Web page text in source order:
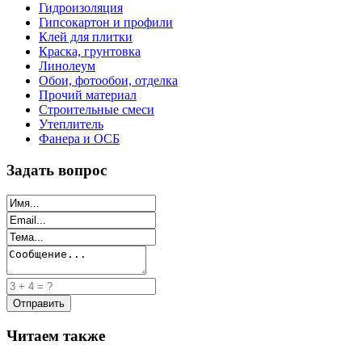
Гидроизоляция
Гипсокартон и профили
Клей для плитки
Краска, грунтовка
Линолеум
Обои, фотообои, отделка
Прочий материал
Строительные смеси
Утеплитель
Фанера и ОСБ
Задать вопрос
Читаем также